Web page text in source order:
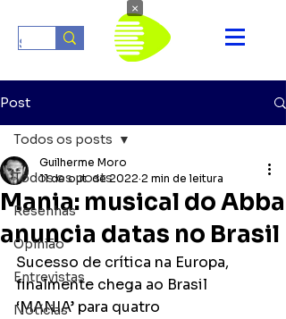
Post
Todos os posts
Resenhas
Opinião
Entrevistas
Notícias
Todos os posts
Mania: musical do Abba
anuncia datas no Brasil
Guilherme Moro
11 de out. de 2022 2 min de leitura
Sucesso de crítica na Europa,
finalmente chega ao Brasil
‘MANIA’ para quatro
×